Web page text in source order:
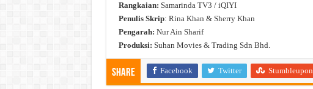
Rangkaian: Samarinda TV3 / iQIYI
Penulis Skrip: Rina Khan & Sherry Khan
Pengarah: Nur Ain Sharif
Produksi: Suhan Movies & Trading Sdn Bhd.
Share Facebook Twitter Stumbleupon